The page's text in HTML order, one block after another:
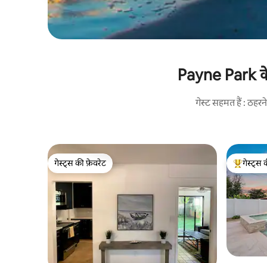
Payne Park
गेस्ट सहमत हैं :
गेस्ट्स की फ़ेवरेट
गेस्ट्स की फ़ेवरेट
गेस्ट्स का
गेस्ट्स